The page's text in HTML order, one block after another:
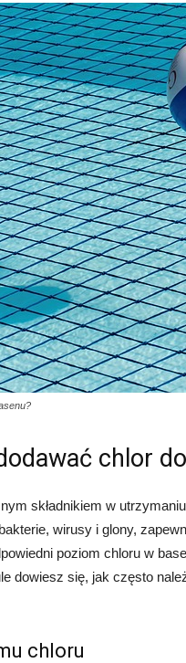
chlor
składnikiem w
wirusy i glony,
poziom chloru w
dowiesz się, jak często
chloru